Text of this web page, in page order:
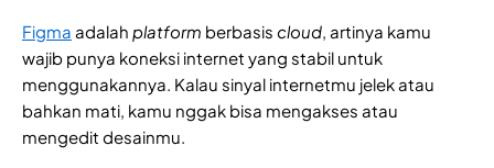
Figma adalah platform berbasis cloud , artinya kamu
wajib punya koneksi internet yang stabil untuk
menggunakannya. Kalau sinyal internetmu jelek atau
bahkan mati, kamu nggak bisa mengakses atau
mengedit desainmu.